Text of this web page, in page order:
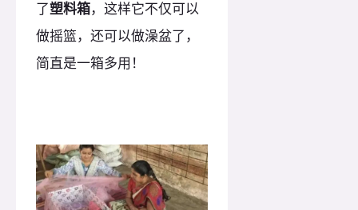
了塑料箱，这样它不仅可以
做摇篮，还可以做澡盆了，
简直是一箱多用！